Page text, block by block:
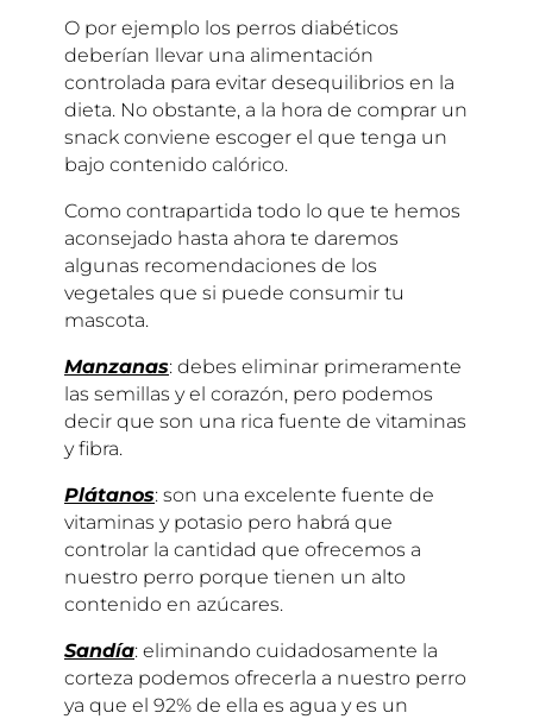
O por ejemplo los perros diabéticos
deberían llevar una alimentación
controlada para evitar desequilibrios en la
dieta. No obstante, a la hora de comprar un
snack conviene escoger el que tenga un
bajo contenido calórico.
Como contrapartida todo lo que te hemos
aconsejado hasta ahora te daremos
algunas recomendaciones de los
vegetales que si puede consumir tu
mascota.
Manzanas: debes eliminar primeramente
las semillas y el corazón, pero podemos
decir que son una rica fuente de vitaminas
y fibra.
Plátanos: son una excelente fuente de
vitaminas y potasio pero habrá que
controlar la cantidad que ofrecemos a
nuestro perro porque tienen un alto
contenido en azúcares.
Sandía: eliminando cuidadosamente la
corteza podemos ofrecerla a nuestro perro
ya que el 92% de ella es agua y es un